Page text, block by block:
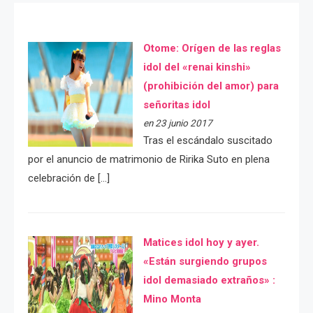
Otome: Orígen de las reglas
idol del «renai kinshi»
(prohibición del amor) para
señoritas idol
en 23 junio 2017
Tras el escándalo suscitado
por el anuncio de matrimonio de Ririka Suto en plena
celebración de […]
Matices idol hoy y ayer.
«Están surgiendo grupos
idol demasiado extraños» :
Mino Monta